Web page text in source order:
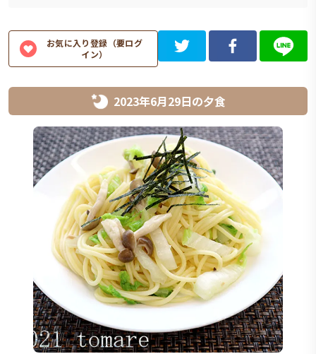
お気に入り登録（要ログ
イン）
2023年6月29日の夕食